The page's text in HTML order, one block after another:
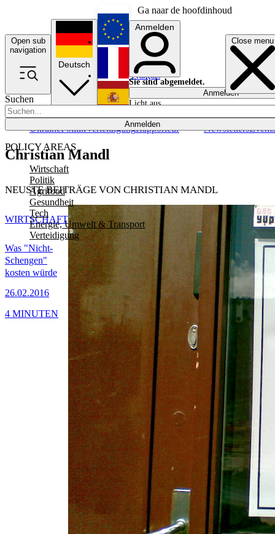
Ga naar de hoofdinhoud
Open sub
navigation
Close menu
Suchen
Anmelden
POLICY AREAS
Wirtschaft
Politik
Agrifood
Gesundheit
Tech
Energie, Umwelt & Transport
Verteidigung
UkrainePolitikVerteidigungRapporteur NewslettersEvents
Deutsch
English
Français
Anmelden
Sie sind abgemeldet.
Anmelden
Licht aus
Christian Mandl
NEUSTE BEITRÄGE VON CHRISTIAN MANDL
Was "Nicht-
Schengen"
kosten würde
26.02.2016
WIRTSCHAFT
4 MINUTEN